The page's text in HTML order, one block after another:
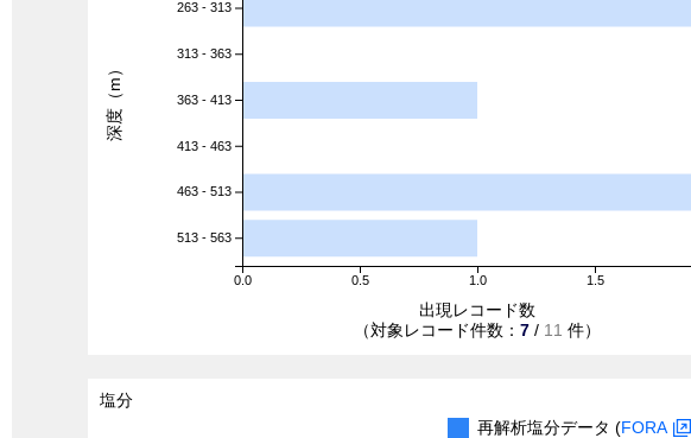
0.0 0.5 1.0 1.5
263 - 313
313 - 363
363 - 413
413 - 463
463 - 513
513 - 563
出現レコード数
（対象レコード件数： 7 / 11 件）
深度（m）
塩分
再解析塩分データ (FORA